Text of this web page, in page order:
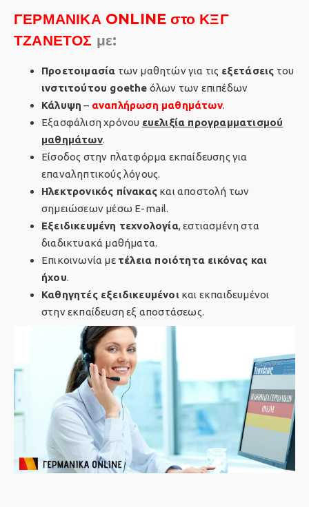
ΓΕΡΜΑΝΙΚΑ ONLINE στο ΚΞΓ
ΤΖΑΝΕΤΟΣ με:
Προετοιμασία των μαθητών για τις εξετάσεις του
ινστιτούτου goethe όλων των επιπέδων
Κάλυψη – αναπλήρωση μαθημάτων.
Εξασφάλιση χρόνου ευελιξία προγραμματισμού
μαθημάτων.
Είσοδος στην πλατφόρμα εκπαίδευσης για
επαναληπτικούς λόγους.
Ηλεκτρονικός πίνακας και αποστολή των
σημειώσεων μέσω E-mail.
Εξειδικευμένη τεχνολογία, εστιασμένη στα
διαδικτυακά μαθήματα.
Επικοινωνία με τέλεια ποιότητα εικόνας και
ήχου.
Καθηγητές εξειδικευμένοικαι εκπαιδευμένοι
στην εκπαίδευση εξ αποστάσεως.